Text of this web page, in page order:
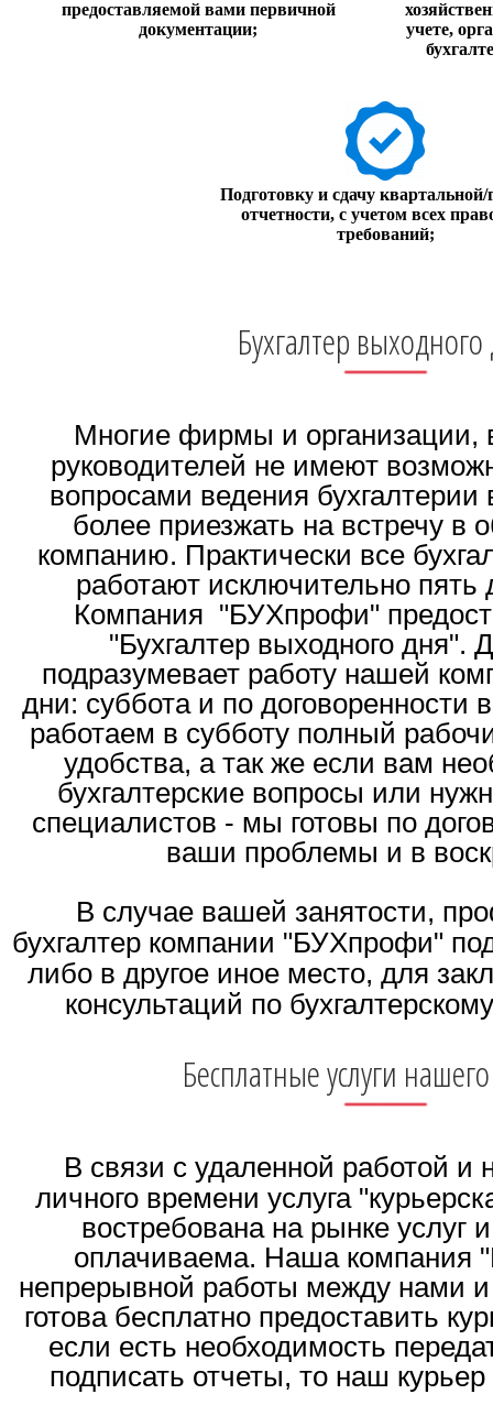
предоставляемой вами первичной
документации;
учете,
Подготовку и сдачу квартальной/
отчетности, с учетом всех
требований;
Бухгалтер
Многие фирмы и организации,
руководителей не имеют
вопросами ведения
более приезжать на встречу
компанию. Практически все
работают исключительно
Компания "БУХпрофи"
"Бухгалтер выходного дня".
подразумевает работу нашей
дни: суббота и по договоренности
работаем в субботу полный
удобства, а так же если вам
бухгалтерские вопросы или
специалистов - мы готовы по
ваши проблемы и в
В случае вашей занятости,
бухгалтер компании "БУХпрофи"
либо в другое иное место, для
консультаций по
Бесплатные услуги
В связи с удаленной работой и
личного времени услуга
востребована на рынке услуг
оплачиваема. Наша компания
непрерывной работы между нами
готова бесплатно предоставить
если есть необходимость
подписать отчеты, то наш